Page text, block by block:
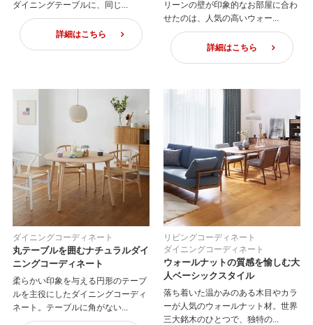
ダイニングテーブルに、同じ...
詳細はこちら
リーンの壁が印象的なお部屋に合わ
せたのは、人気の高いウォー...
詳細はこちら
ダイニングコーディネート
丸テーブルを囲むナチュラルダイ
ニングコーディネート
柔らかい印象を与える円形のテーブ
ルを主役にしたダイニングコーディ
ネート。テーブルに角がない...
リビングコーディネート
ダイニングコーディネート
ウォールナットの質感を愉しむ大
人ベーシックスタイル
落ち着いた温かみのある木目やカラ
ーが人気のウォールナット材。世界
三大銘木のひとつで、独特の...